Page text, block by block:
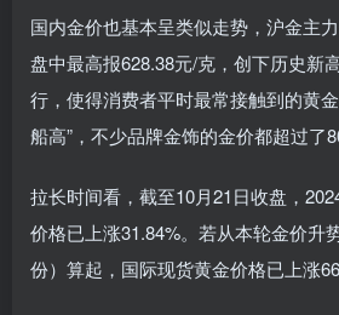
国内金价也基本呈类似走势，沪金主
盘中最高报628.38元/克，创下历史新
行，使得消费者平时最常接触到的黄
船高”，不少品牌金饰的金价都超过了
拉长时间看，截至10月21日收盘，
价格已上涨31.84%。若从本轮金价升
份）算起，国际现货黄金价格已上涨